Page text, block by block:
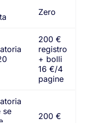
Zero
200 €
registro
+ bolli
16 €/4
pagine
se
200 €